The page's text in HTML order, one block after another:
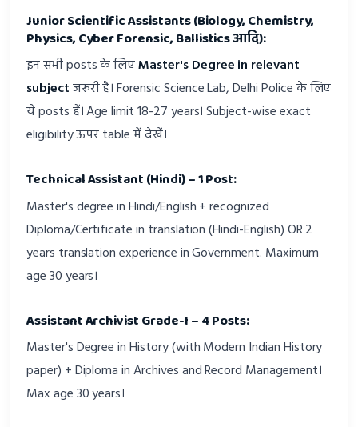
Junior Scientific Assistants (Biology, Chemistry,
Physics, Cyber Forensic, Ballistics आदि):
इन सभी posts के लिएMaster's Degree in relevant
subjectजरूरी है। Forensic Science Lab, Delhi Police के लिए
ये posts हैं। Age limit 18-27 years। Subject-wise exact
eligibility ऊपर table में देखें।
Technical Assistant (Hindi) – 1 Post:
Master's degree in Hindi/English + recognized
Diploma/Certificate in translation (Hindi-English) OR 2
years translation experience in Government. Maximum
age 30 years।
Assistant Archivist Grade-I – 4 Posts:
Master's Degree in History (with Modern Indian History
paper) + Diploma in Archives and Record Management।
Max age 30 years।